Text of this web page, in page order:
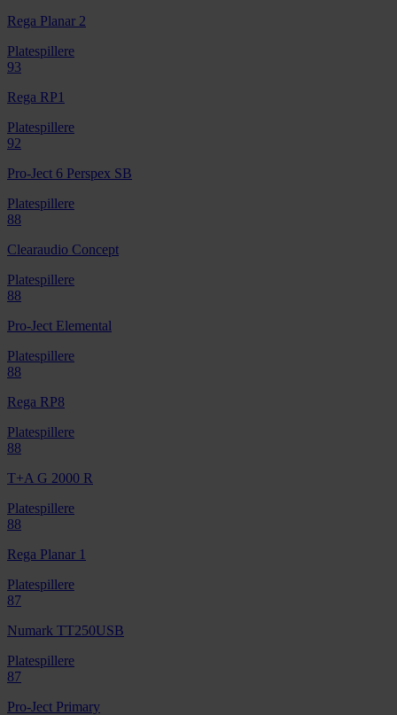
Rega Planar 2
Platespillere
93
Rega RP1
Platespillere
92
Pro-Ject 6 Perspex SB
Platespillere
88
Clearaudio Concept
Platespillere
88
Pro-Ject Elemental
Platespillere
88
Rega RP8
Platespillere
88
T+A G 2000 R
Platespillere
88
Rega Planar 1
Platespillere
87
Numark TT250USB
Platespillere
87
Pro-Ject Primary